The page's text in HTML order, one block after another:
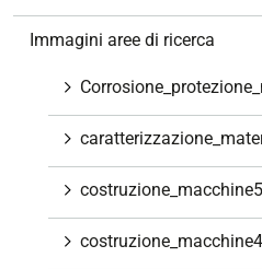
Immagini aree di ricerca